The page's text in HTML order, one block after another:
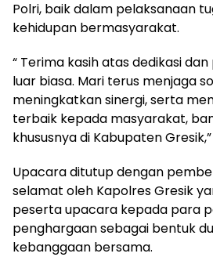
Polri, baik dalam pelaksanaan
kehidupan bermasyarakat.
“ Terima kasih atas dedikasi
luar biasa. Mari terus menjaga
meningkatkan sinergi, serta
terbaik kepada masyarakat,
khususnya di Kabupaten
Upacara ditutup dengan
selamat oleh Kapolres Gresik
peserta upacara kepada para
penghargaan sebagai bentuk
kebanggaan bersama.